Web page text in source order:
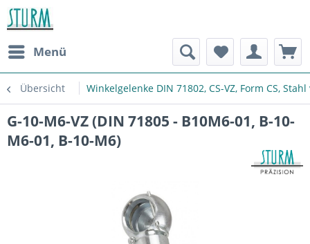
Menü
Übersicht Winkelgelenke DIN 71802, CS-VZ, Form CS,
G-10-M6-VZ (DIN 71805 - B10M6-01, B-10-
M6-01, B-10-M6)